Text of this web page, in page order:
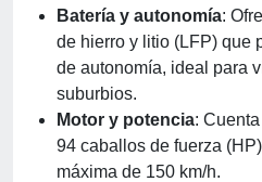
Batería y autonomía:
de hierro y litio (LFP) que
de autonomía, ideal para
suburbios.
Motor y potencia:
94 caballos de fuerza
máxima de 150 km/h.